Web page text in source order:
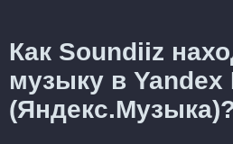
Как Soundiiz
музыку в Yandex